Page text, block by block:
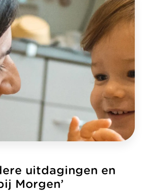
uitdagingen en
Morgen’